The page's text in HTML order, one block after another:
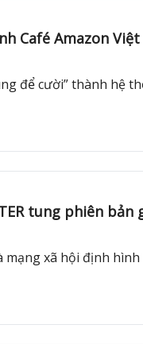
Café Amazon
để cười” thành hệ
tung phiên
mạng xã hội định